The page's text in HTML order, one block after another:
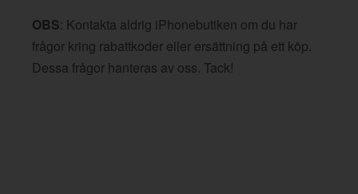
OBS: Kontakta aldrig iPhonebutiken om du har
frågor kring rabattkoder eller ersättning på ett köp.
Dessa frågor hanteras av oss. Tack!